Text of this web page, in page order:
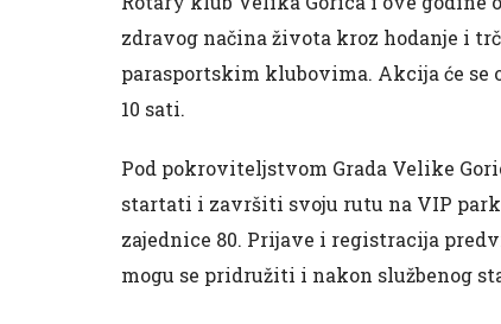
zdravog načina života kroz hodanje i
parasportskim klubovima. Akcija će se
10 sati.
Pod pokroviteljstvom Grada Velike
startati i završiti svoju rutu na VIP
zajednice 80. Prijave i registracija
mogu se pridružiti i nakon službenog